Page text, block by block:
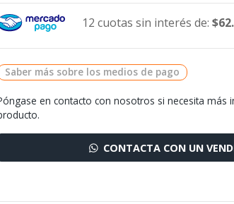
12 cuotas sin interés de:
Saber más sobre los medios de pago
en contacto con nosotros si necesita más
CONTACTA CON UN